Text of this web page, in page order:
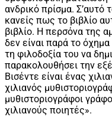
ανδρικό πρίσμα. Σ’αυτό
κανείς πως το βιβλίο
βιβλίο. Η περσόνα της
δεν είναι παρά το
τη φιλοδοξία του να
παρακολουθήσει την
Βισέντε είναι ένας
χιλιανός
μυθιστοριογράφοι
χιλιανούς ποιητές».